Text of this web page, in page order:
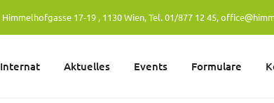
Himmelhofgasse 17-19 , 1130 Wien, Tel. 01/877 12 45,
Internat Aktuelles Events Formulare